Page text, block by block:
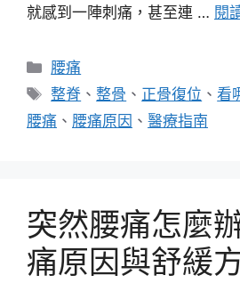
就感到一陣刺痛，甚至連 … 閱
分
類
腰痛
標
籤
整脊 、整骨 、 正骨復位 、看
腰痛 、 腰痛原因 、 醫療指南
突然腰痛怎麼
痛原因與舒緩